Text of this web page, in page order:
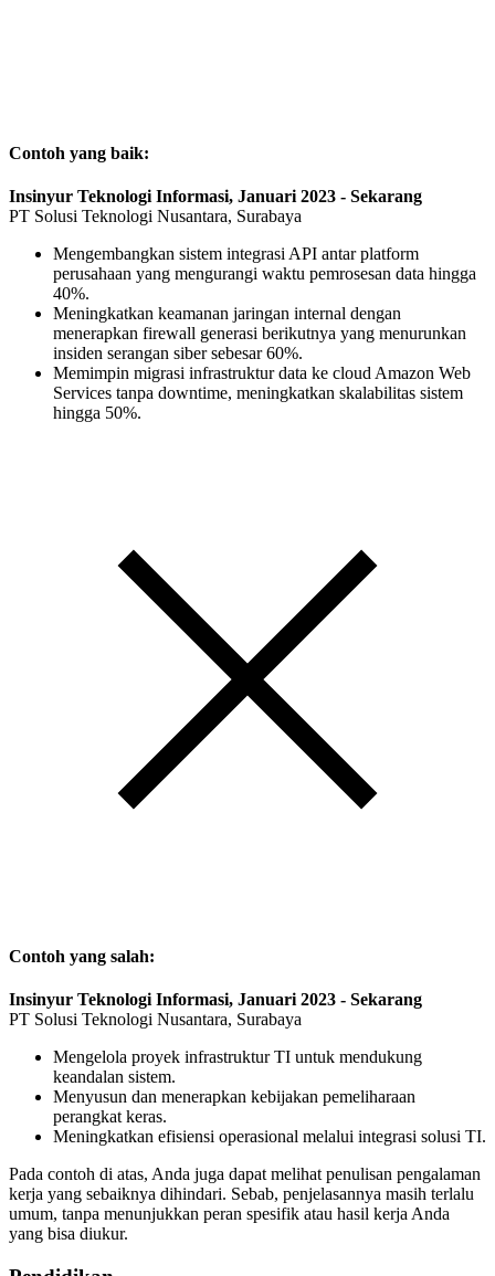
Contoh yang baik:
Insinyur Teknologi Informasi, Januari 2023 - Sekarang
PT Solusi Teknologi Nusantara, Surabaya
Mengembangkan sistem integrasi API antar platform
perusahaan yang mengurangi waktu pemrosesan data hingga
40%.
Meningkatkan keamanan jaringan internal dengan
menerapkan firewall generasi berikutnya yang menurunkan
insiden serangan siber sebesar 60%.
Memimpin migrasi infrastruktur data ke cloud Amazon Web
Services tanpa downtime, meningkatkan skalabilitas sistem
hingga 50%.
Contoh yang salah:
Insinyur Teknologi Informasi, Januari 2023 - Sekarang
PT Solusi Teknologi Nusantara, Surabaya
Mengelola proyek infrastruktur TI untuk mendukung
keandalan sistem.
Menyusun dan menerapkan kebijakan pemeliharaan
perangkat keras.
Meningkatkan efisiensi operasional melalui integrasi solusi TI.
Pada contoh di atas, Anda juga dapat melihat penulisan pengalaman
kerja yang sebaiknya dihindari. Sebab, penjelasannya masih terlalu
umum, tanpa menunjukkan peran spesifik atau hasil kerja Anda
yang bisa diukur.